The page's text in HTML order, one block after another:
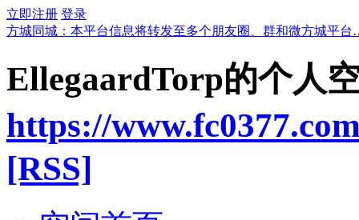
立即注册 登录
方城同城：本平台信息将转发至多个朋友圈、群和微方城平
EllegaardTorp的个人
https://
[RSS]